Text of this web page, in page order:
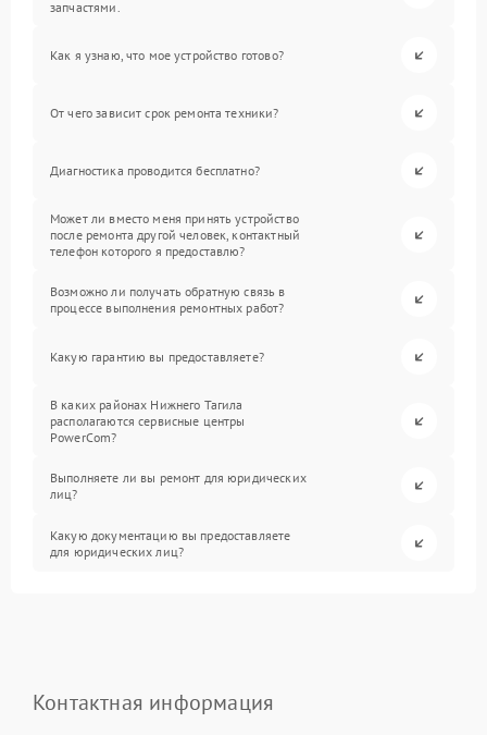
запчастями.
Как я узнаю, что мое устройство готово?
От чего зависит срок ремонта техники?
Диагностика проводится бесплатно?
Может ли вместо меня принять устройство
после ремонта другой человек, контактный
телефон которого я предоставлю?
Возможно ли получать обратную связь в
процессе выполнения ремонтных работ?
Какую гарантию вы предоставляете?
В каких районах Нижнего Тагила
располагаются сервисные центры
PowerCom?
Выполняете ли вы ремонт для юридических
лиц?
Какую документацию вы предоставляете
для юридических лиц?
Контактная информация